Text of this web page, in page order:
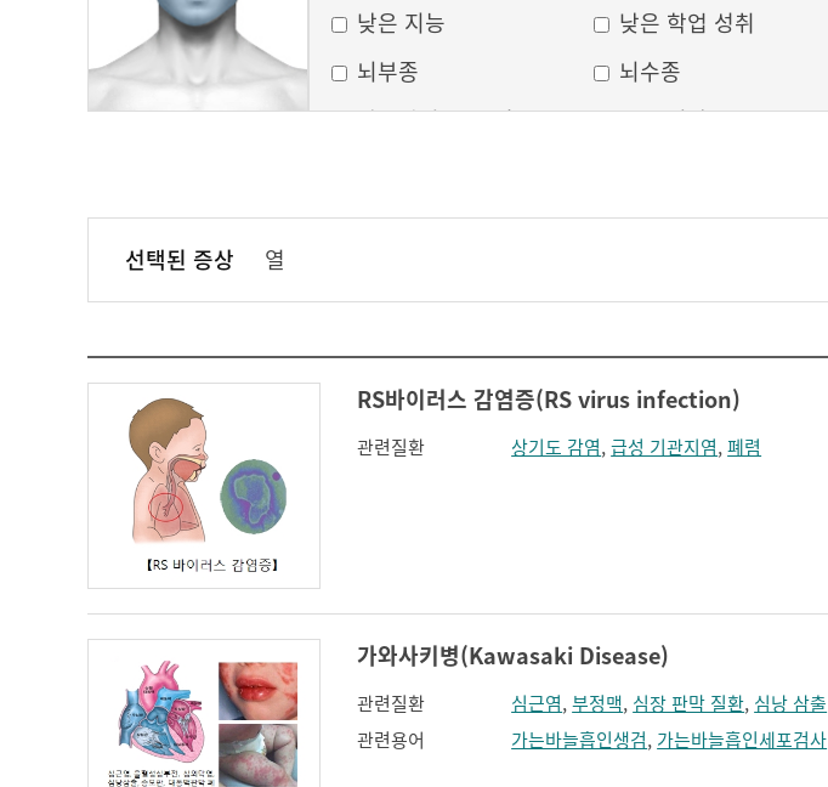
낮은 지능
낮은 학업 성취
뇌부종
뇌수종
달모양의 둥근 얼굴
두부 외상
무균성 뇌막염
무의식
안면홍조
어지러움
얼굴모양변화
얼굴부종
얼굴이 밋밋함
얼굴이 화끈거림
코 옆과 입꼬리 주름
콧등이 넓어짐
하악전돌
학습장애
선택된 증상 열
RS바이러스 감염증(RS virus infection)
관련질환 상기도 감염,급성 기관지염,폐렴
가와사키병(Kawasaki Disease)
관련질환 심근염,부정맥, 심장 판막 질환, 심낭 삼출
관련용어
가는바늘흡인생검, 가는바늘흡인세포검사